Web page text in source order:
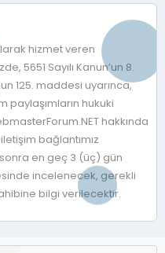
hizmet veren
5651 Sayılı Kanun’un 8.
125. maddesi uyarınca,
paylaşımların hukuki
hakkında
bağlantımız
en geç 3 (üç) gün
incelenecek, gerekli
bilgi verilecektir.